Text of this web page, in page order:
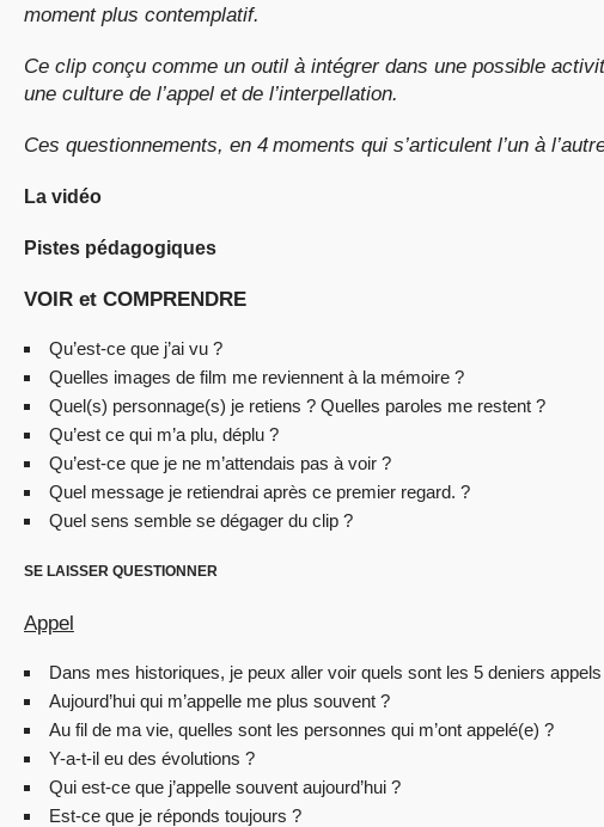
moment plus contemplatif.
Ce clip conçu comme un outil à intégrer dans une possible
une culture de l’appel et de l’interpellation.
Ces questionnements, en 4 moments qui s’articulent l’un à
La vidéo
Pistes pédagogiques
VOIR et COMPRENDRE
Qu’est-ce que j’ai vu ?
Quelles images de film me reviennent à la mémoire ?
Quel(s) personnage(s) je retiens ? Quelles paroles me restent ?
Qu’est ce qui m’a plu, déplu ?
Qu’est-ce que je ne m’attendais pas à voir ?
Quel message je retiendrai après ce premier regard. ?
Quel sens semble se dégager du clip ?
SE LAISSER QUESTIONNER
Appel
Dans mes historiques, je peux aller voir quels sont les 5 deniers
Aujourd’hui qui m’appelle me plus souvent ?
Au fil de ma vie, quelles sont les personnes qui m’ont appelé(e) ?
Y-a-t-il eu des évolutions ?
Qui est-ce que j’appelle souvent aujourd’hui ?
Est-ce que je réponds toujours ?